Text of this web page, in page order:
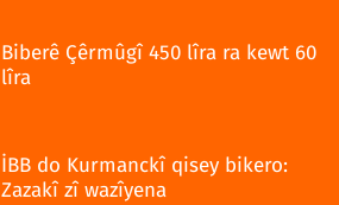
Biberê Çêrmûgî 450 lîra ra kewt 60
lîra
İBB do Kurmanckî qisey bikero:
Zazakî zî wazîyena